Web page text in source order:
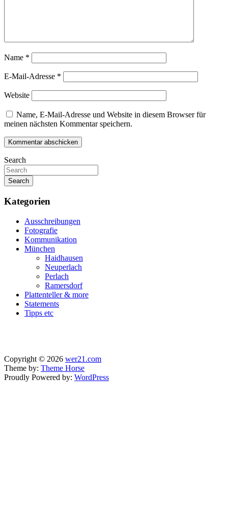
Name *
E-Mail-Adresse *
Website
Name, E-Mail-Adresse und Website in diesem Browser für
meinen nächsten Kommentar speichern.
Search
Search
Kategorien
Ausschreibungen
Fotografie
Kommunikation
München
Haidhausen
Neuperlach
Perlach
Ramersdorf
Plattenteller & more
Statements
Tipps etc
Copyright © 2026 wer21.com
Theme by: Theme Horse
Proudly Powered by: WordPress